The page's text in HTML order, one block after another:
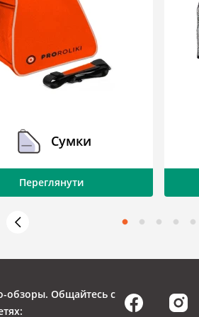
Сумки
Переглянути
обзоры. Общайтесь с